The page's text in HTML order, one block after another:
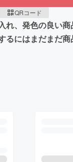
QRコード
、発色の良い
にはまだまだ